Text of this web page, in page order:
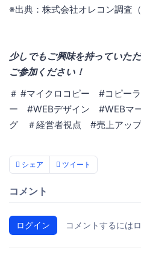
※出典：株式会社オレコン調査
少しでもご興味を持っていた
ご参加ください！
＃ #マイクロコピー #コピー
ー #WEBデザイン #WEBマ
グ ＃経営者視点 #売上アッ
シェア ツイート
コメント
ログイン コメントするには